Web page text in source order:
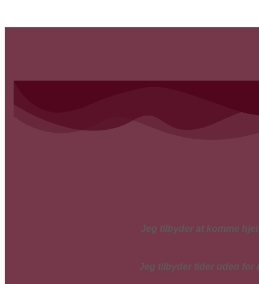
Jeg tilbyder at komme
Jeg tilbyder tider uden for